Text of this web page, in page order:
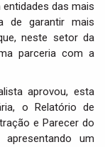
das mais
de garantir mais
neste setor da
parceria com a
aprovou, esta
o Relatório de
e Parecer do
um